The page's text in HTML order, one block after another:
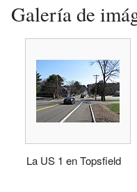
Galería de
La US 1 en Topsfield